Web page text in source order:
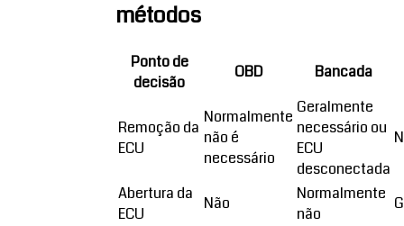
métodos
Ponto de
decisão
OBD Bancada
Remoção da
ECU
Normalmente
não é
necessário
Geralmente
necessário ou
ECU
desconectada
Abertura da
ECU
Não
Normalmente
não